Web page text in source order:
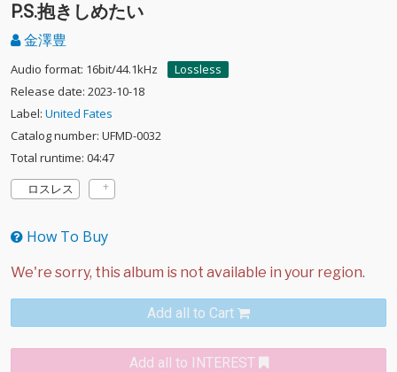
P.S.抱きしめたい
金澤豊
Audio format: 16bit/44.1kHz
Lossless
Release date: 2023-10-18
Label: United Fates
Catalog number: UFMD-0032
Total runtime: 04:47
ロスレス
How To Buy
Add all to Cart
Add all to INTEREST